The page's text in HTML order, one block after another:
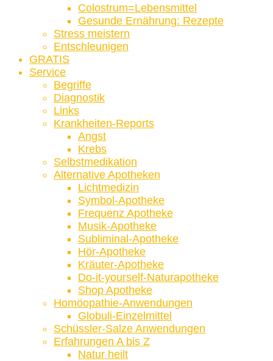
Colostrum=Lebensmittel
Gesunde Ernährung: Rezepte
Stress meistern
Entschleunigen
GRATIS
Service
Begriffe
Diagnostik
Links
Krankheiten-Reports
Angst
Krebs
Selbstmedikation
Alternative Apotheken
Lichtmedizin
Symbol-Apotheke
Frequenz Apotheke
Musik-Apotheke
Subliminal-Apotheke
Hör-Apotheke
Kräuter-Apotheke
Do-it-yourself-Naturapotheke
Shop Apotheke
Homöopathie-Anwendungen
Globuli-Einzelmittel
Schüssler-Salze Anwendungen
Erfahrungen A bis Z
Natur heilt